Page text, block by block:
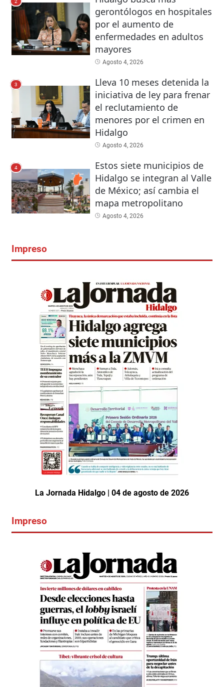
2
gerontólogos en hospitales
por el aumento de
enfermedades en adultos
mayores
Agosto 4, 2026
3
Lleva 10 meses detenida la
iniciativa de ley para frenar
el reclutamiento de
menores por el crimen en
Hidalgo
Agosto 4, 2026
4
Estos siete municipios de
Hidalgo se integran al Valle
de México; así cambia el
mapa metropolitano
Agosto 4, 2026
Impreso
La Jornada Hidalgo | 04 de agosto de 2026
Impreso